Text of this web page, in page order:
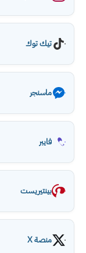
تيك توك
ماسنجر
فايبر
بينتيريست
منصة X